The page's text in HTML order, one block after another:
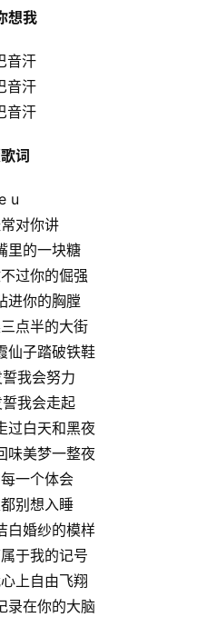
想我
音汗
音汗
音汗
词
u
对你讲
里的一块糖
过你的倔强
进你的胸膛
点半的大街
仙子踏破铁鞋
我会努力
我会走起
过白天和黑夜
味美梦一整夜
一个体会
别想入睡
白婚纱的模样
于我的记号
上自由飞翔
录在你的大脑